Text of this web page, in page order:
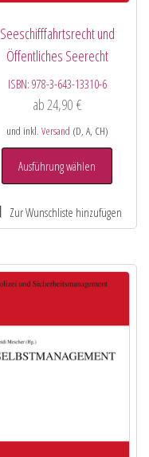
Seeschifffahrtsrecht und
Öffentliches Seerecht
ISBN: 978-3-643-13310-6
ab24,90 €
und inkl. Versand (D, A, CH)
Ausführung wählen